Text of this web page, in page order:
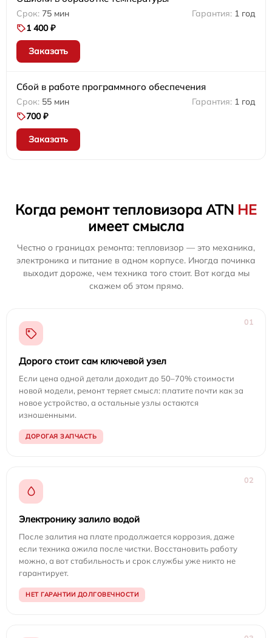
75 мин
1 год
1 400 ₽
Заказать
Сбой в работе программного обеспечения
55 мин
1 год
700 ₽
Заказать
Когда ремонт тепловизора ATN НЕ
имеет смысла
Честно о границах ремонта: тепловизор — это механика,
электроника и питание в одном корпусе. Иногда починка
выходит дороже, чем техника того стоит. Вот когда мы
скажем об этом прямо.
01
Дорого стоит сам ключевой узел
Если цена одной детали доходит до 50–70% стоимости
новой модели, ремонт теряет смысл: платите почти как за
новое устройство, а остальные узлы остаются
изношенными.
ДОРОГАЯ ЗАПЧАСТЬ
02
Электронику залило водой
После залития на плате продолжается коррозия, даже
если техника ожила после чистки. Восстановить работу
можно, а вот стабильность и срок службы уже никто не
гарантирует.
НЕТ ГАРАНТИИ ДОЛГОВЕЧНОСТИ